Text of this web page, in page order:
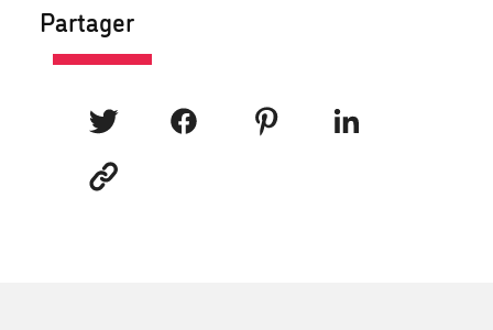
Partager